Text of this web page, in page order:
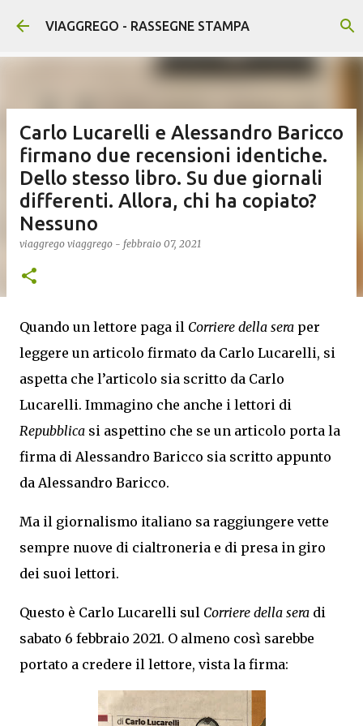
Passa ai contenuti principali
VIAGGREGO - RASSEGNE STAMPA
Carlo Lucarelli e Alessandro Baricco
firmano due recensioni identiche.
Dello stesso libro. Su due giornali
differenti. Allora, chi ha copiato?
Nessuno
viaggrego viaggrego - febbraio 07, 2021
Quando un lettore paga il Corriere della sera per
leggere un articolo firmato da Carlo Lucarelli, si
aspetta che l’articolo sia scritto da Carlo
Lucarelli. Immagino che anche i lettori di
Repubblica si aspettino che se un articolo porta la
firma di Alessandro Baricco sia scritto appunto
da Alessandro Baricco.
Ma il giornalismo italiano sa raggiungere vette
sempre nuove di cialtroneria e di presa in giro
dei suoi lettori.
Questo è Carlo Lucarelli sul Corriere della sera di
sabato 6 febbraio 2021. O almeno così sarebbe
portato a credere il lettore, vista la firma: